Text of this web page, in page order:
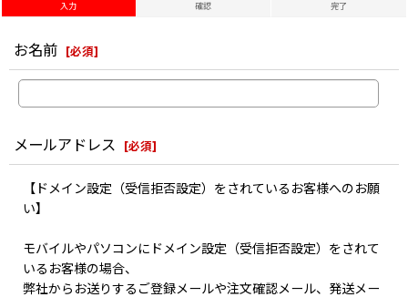
入力
確認
完了
お名前 [必須]
メールアドレス [必須]
【ドメイン設定（受信拒否設定）をされているお客様へのお願
い】
モバイルやパソコンにドメイン設定（受信拒否設定）をされて
いるお客様の場合、
弊社からお送りするご登録メールや注文確認メール、発送メー